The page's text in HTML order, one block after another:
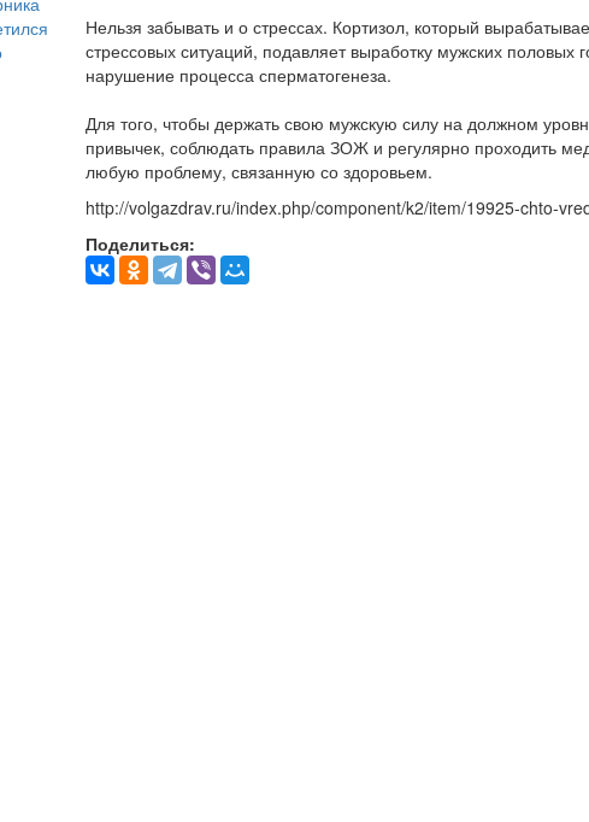
Нельзя забывать и о стрессах. Кортизол, который
стрессовых ситуаций, подавляет выработку мужских половых
нарушение процесса сперматогенеза.
Для того, чтобы держать свою мужскую силу на должном
привычек, соблюдать правила ЗОЖ и регулярно проходить
любую проблему, связанную со здоровьем.
http://volgazdrav.ru/index.php/component/k2/item/19925-chto-
Поделиться: